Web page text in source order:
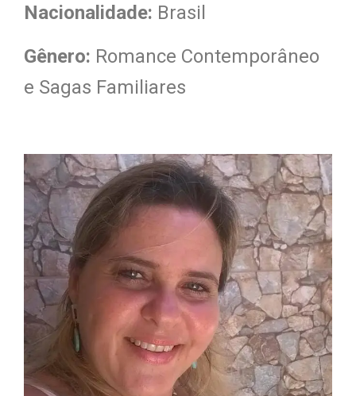
Nacionalidade: Brasil
Gênero: Romance Contemporâneo
e Sagas Familiares